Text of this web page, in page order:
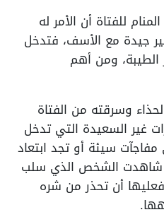
للفتاة أن الأمر له
جيدة مع الأسف، فتدخل
ومن أهم
وسرقته من الفتاة
غير السعيدة التي تدخل
سيئة أو تجد ابتعاد
شاهدت الشخص الذي سلب
أن تحذر من شره